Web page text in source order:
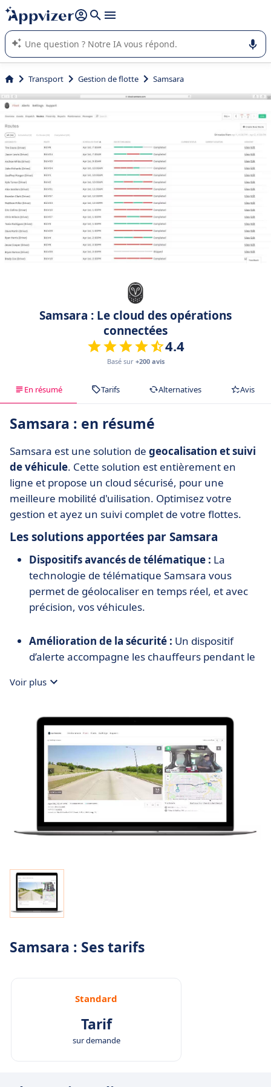
répondre (plusieurs lignes avec
L'IA de Appvizer vous guide dans l'utilisation ou la sélection de
logiciel SaaS en entreprise.
Transport Gestion de flotte Samsara
Samsara : Le cloud des opérations
connectées
4.4
Basé sur +200 avis
En résumé Tarifs Alternatives Avis
Samsara : en résumé
Samsara est une solution de geocalisation et suivi
de véhicule. Cette solution est entièrement en
ligne et propose un cloud sécurisé, pour une
meilleure mobilité d'uilisation. Optimisez votre
gestion et ayez un suivi complet de votre flottes.
Les solutions apportées par Samsara
Dispositifs avancés de télématique : La
technologie de télématique Samsara vous
permet de géolocaliser en temps réel, et avec
précision, vos véhicules.
Amélioration de la sécurité : Un dispositif
d’alerte accompagne les chauffeurs pendant le
des distances de sécurité, etc.
Automatisation des flux de travail :fluidifiez
les flux de travail et les échanges entre services
avec un gain de temps et une application pour
un meilleur mobilité à l'utilisation
Création de rapports. Exploitez l’intelligence
des données et générez de nombreux rapports
afin d’optimiser vos processus :
risques,
scores de sécurité,
utilisation du carburant, etc.
Voir plus
Samsara : Ses tarifs
Standard
Tarif
sur demande